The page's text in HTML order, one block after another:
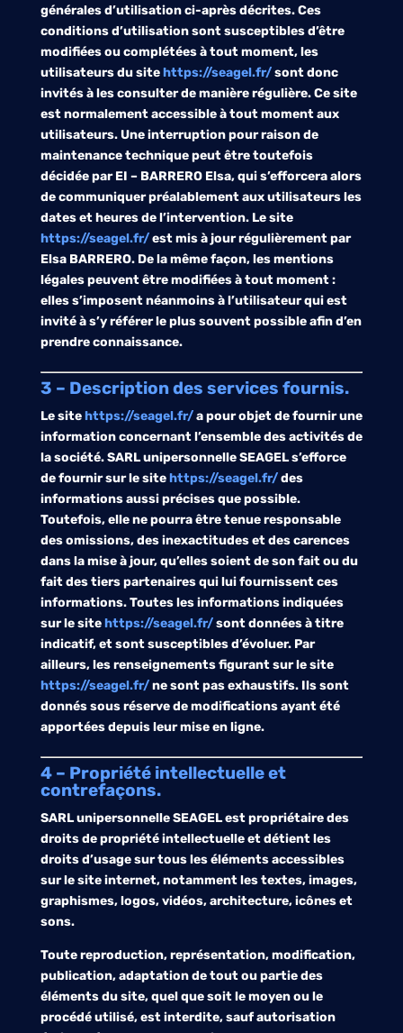
générales d’utilisation ci-après décrites. Ces
conditions d’utilisation sont susceptibles d’être
modifiées ou complétées à tout moment, les
utilisateurs du sitehttps://seagel.fr/sont donc
invités à les consulter de manière régulière. Ce site
est normalement accessible à tout moment aux
utilisateurs. Une interruption pour raison de
maintenance technique peut être toutefois
décidée parEI – BARRERO Elsa, qui s’efforcera alors
de communiquer préalablement aux utilisateurs les
dates et heures de l’intervention. Le site
https://seagel.fr/est mis à jour régulièrement par
Elsa BARRERO. De la même façon, les mentions
légales peuvent être modifiées à tout moment :
elles s’imposent néanmoins à l’utilisateur qui est
invité à s’y référer le plus souvent possible afin d’en
prendre connaissance.
3 – Description des services fournis.
Le sitehttps://seagel.fr/a pour objet de fournir une
information concernant l’ensemble des activités de
la société.SARL unipersonnelle SEAGELs’efforce
de fournir sur le sitehttps://seagel.fr/des
informations aussi précises que possible.
Toutefois, elle ne pourra être tenue responsable
des omissions, des inexactitudes et des carences
dans la mise à jour, qu’elles soient de son fait ou du
fait des tiers partenaires qui lui fournissent ces
informations. Toutes les informations indiquées
sur le sitehttps://seagel.fr/sont données à titre
indicatif, et sont susceptibles d’évoluer. Par
ailleurs, les renseignements figurant sur le site
https://seagel.fr/ne sont pas exhaustifs. Ils sont
donnés sous réserve de modifications ayant été
apportées depuis leur mise en ligne.
4 – Propriété intellectuelle et
contrefaçons.
SARL unipersonnelle SEAGELest propriétaire des
droits de propriété intellectuelle et détient les
droits d’usage sur tous les éléments accessibles
sur le site internet, notamment les textes, images,
graphismes, logos, vidéos, architecture, icônes et
sons.
Toute reproduction, représentation, modification,
publication, adaptation de tout ou partie des
éléments du site, quel que soit le moyen ou le
procédé utilisé, est interdite, sauf autorisation